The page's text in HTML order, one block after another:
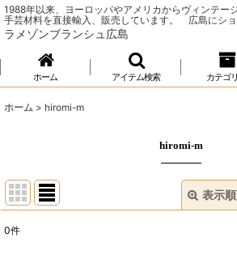
1988年以来、ヨーロッパやアメリカからヴィンテー
手芸材料を直接輸入、販売しています。 広島にショ
ラメゾンブランシュ広島
ホーム アイテム検索 カテゴ
ホーム > hiromi-m
hiromi-m
表示
0件